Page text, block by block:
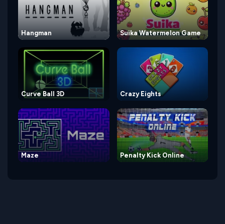
Hangman Suika Watermelon Game
Curve Ball 3D Crazy Eights
Maze Penalty Kick Online